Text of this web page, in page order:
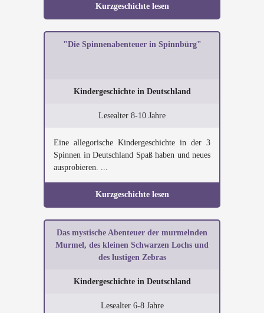
Kurzgeschichte lesen
"Die Spinnenabenteuer in Spinnbürg"
Kindergeschichte in Deutschland
Lesealter 8-10 Jahre
Eine allegorische Kindergeschichte in der 3
Spinnen in Deutschland Spaß haben und neues
ausprobieren. ...
Kurzgeschichte lesen
Das mystische Abenteuer der murmelnden
Murmel, des kleinen Schwarzen Lochs und
des lustigen Zebras
Kindergeschichte in Deutschland
Lesealter 6-8 Jahre